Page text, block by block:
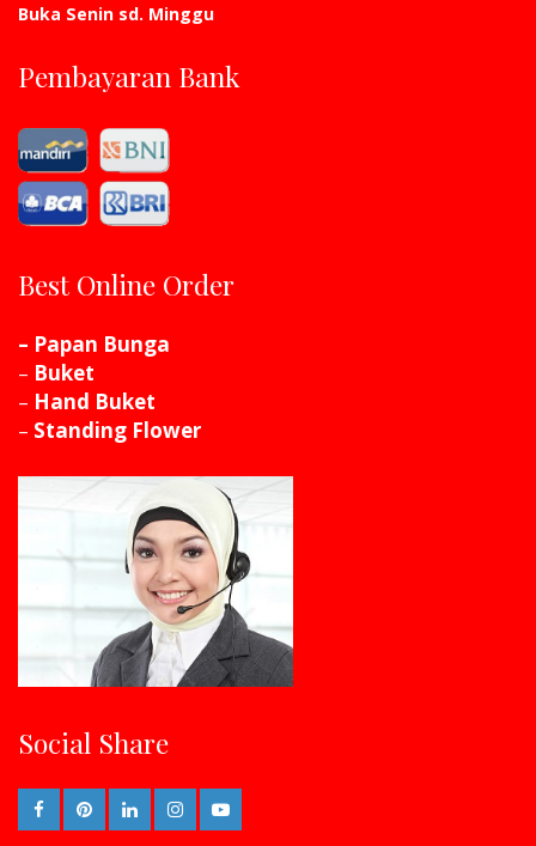
Buka Senin sd. Minggu
Pembayaran Bank
Best Online Order
– Papan Bunga
– Buket
– Hand Buket
– Standing Flower
Social Share